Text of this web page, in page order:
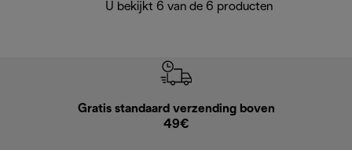
U bekijkt 6 van de 6 producten
Gratis standaard verzending boven
49€